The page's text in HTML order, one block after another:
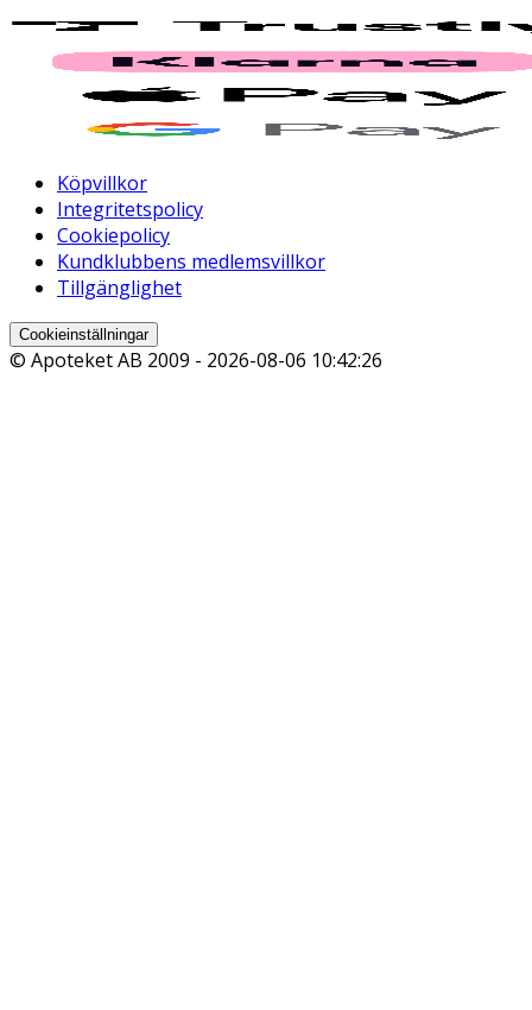
Köpvillkor
Integritetspolicy
Cookiepolicy
Kundklubbens medlemsvillkor
Tillgänglighet
Cookieinställningar
© Apoteket AB 2009 - 2026-08-06 10:42:26